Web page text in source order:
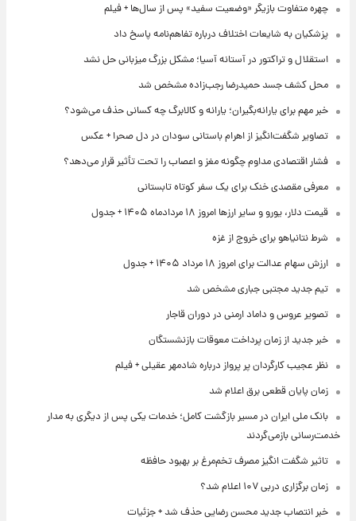
چهره متفاوت بازیگر «وضعیت سفید» پس از سال‌ها + فیلم
پزشکیان به شایعات اختلاف درباره تفاهم‌نامه پاسخ داد
استقلال و تراکتور در آستانه آسیا؛ مشکل بزرگ میزبانی حل نشد
محل کشف جسد حمیدرضا رجب‌زاده مشخص شد
خبر مهم برای یارانه‌بگیران؛ یارانه و کالابرگ چه کسانی حذف می‌شود؟
تصاویر شگفت‌انگیز از اهرام باستانی سودان در دل صحرا + عکس
فشار اقتصادی مداوم چگونه مغز و اعصاب را تحت تأثیر قرار می‌دهد؟
معرفی مقصدی خنک برای یک سفر کوتاه تابستانی
قیمت دلار، یورو و سایر ارزها امروز ۱۸ مردادماه ۱۴۰۵ + جدول
شرط نتانیاهو برای خروج از غزه
ارزش سهام عدالت برای امروز ۱۸ مرداد ۱۴۰۵ + جدول
تیم جدید مجتبی جباری مشخص شد
تصویر عروس و داماد ارمنی در دوران قاجار
خبر جدید از زمان پرداخت معوقات بازنشستگان
نظر عجیب کارگردان پر پرواز درباره شادمهر عقیلی + فیلم
زمان پایان قطعی برق اعلام شد
بانک ملی ایران در مسیر بازگشت کامل؛ خدمات یکی پس از دیگری به مدار
خدمت‌رسانی بازمی‌گردند
تاثیر شگفت انگیز مصرف تخم‌مرغ بر بهبود حافظه
زمان برگزاری دربی ۱۰۷ اعلام شد؟
خبر انتصاب جدید محسن رضایی حذف شد + جزئیات